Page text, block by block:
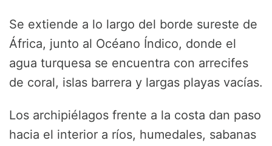
Se extiende a lo largo del borde sureste de
África, junto al Océano Índico, donde el
agua turquesa se encuentra con arrecifes
de coral, islas barrera y largas playas vacías.
Los archipiélagos frente a la costa dan paso
hacia el interior a ríos, humedales, sabanas